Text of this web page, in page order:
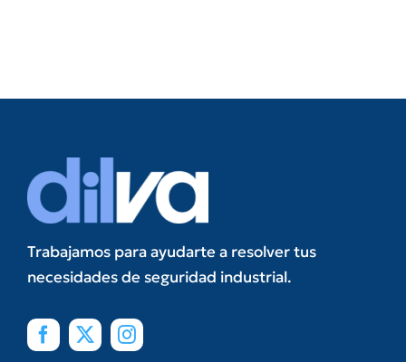
Trabajamos para ayudarte a resolver tus
necesidades de seguridad industrial.